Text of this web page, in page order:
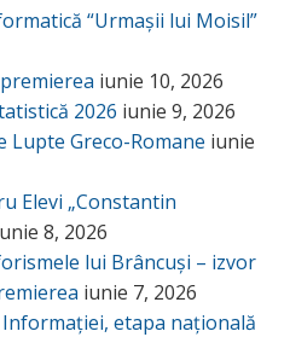
“Urmașii lui Moisil”
iunie 10, 2026
2026 iunie 9, 2026
Lupte Greco-Romane iunie
Elevi „Constantin
8, 2026
lui Brâncuși – izvor
iunie 7, 2026
etapa națională